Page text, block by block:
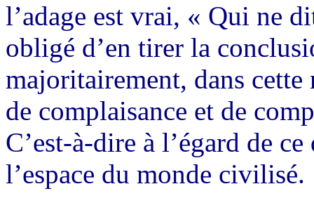
l’adage est vrai, « Qui ne
obligé d’en tirer la
majoritairement, dans
de complaisance et de
C’est-à-dire à l’égard de
l’espace du monde civilisé.